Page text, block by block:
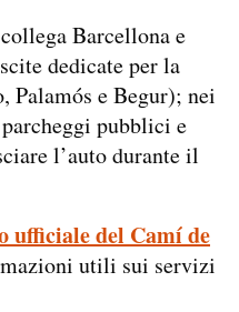
Barcellona e
dedicate per la
Palamós e Begur); nei
pubblici e
l’auto durante il
ufficiale del Camí de
utili sui servizi